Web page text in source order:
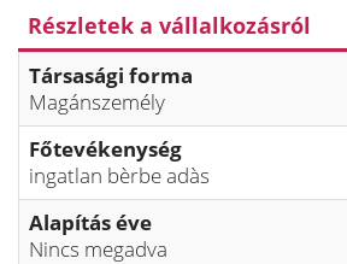
Részletek a vállalkozásról
Társasági forma
Magánszemély
Főtevékenység
ingatlan bèrbe adàs
Alapítás éve
Nincs megadva